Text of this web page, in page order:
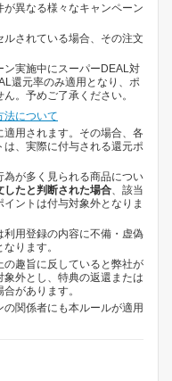
が異なる様々なキャンペーン
ルされている場合、その注文
ン実施中にスーパーDEAL対
還元率のみ適用となり、ポ
。予めご了承ください。
法について
適用されます。その場合、各
、実際に付与される還元ポ
為が多く見られる商品につい
したと判断された場合、該当
ントは付与対象外となりま
利用登録の内容に不備・虚偽
ります。
の趣旨に反していると弊社が
外とし、特典の返還または
があります。
の関係者にも本ルールが適用